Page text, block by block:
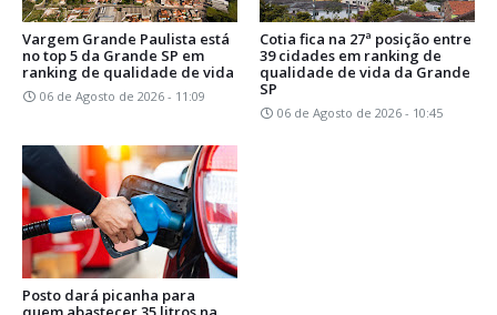
Vargem Grande Paulista está
no top 5 da Grande SP em
ranking de qualidade de vida
06 de Agosto de 2026 - 11:09
Cotia fica na 27ª posição entre
39 cidades em ranking de
qualidade de vida da Grande
SP
06 de Agosto de 2026 - 10:45
Posto dará picanha para